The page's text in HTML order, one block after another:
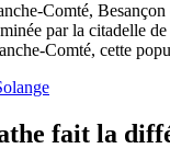
Comté,
par la citadelle
Comté, cette
fait la